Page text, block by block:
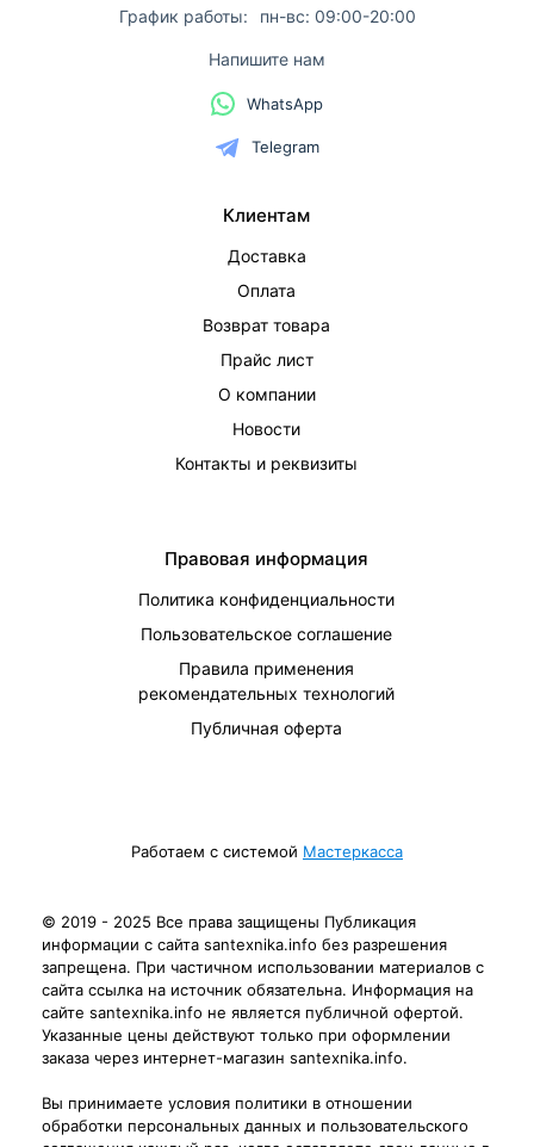
График работы: пн-вс: 09:00-20:00
Напишите нам
WhatsApp
Telegram
Клиентам
Доставка
Оплата
Возврат товара
Прайс лист
О компании
Новости
Контакты и реквизиты
Правовая информация
Политика конфиденциальности
Пользовательское соглашение
Правила применения
рекомендательных технологий
Публичная оферта
Работаем с системой Мастеркасса
© 2019 - 2025 Все права защищены Публикация
информации с сайта santexnika.info без разрешения
запрещена. При частичном использовании материалов с
сайта ссылка на источник обязательна. Информация на
сайте santexnika.info не является публичной офертой.
Указанные цены действуют только при оформлении
заказа через интернет-магазин santexnika.info.
Вы принимаете условия политики в отношении
обработки персональных данных и пользовательского